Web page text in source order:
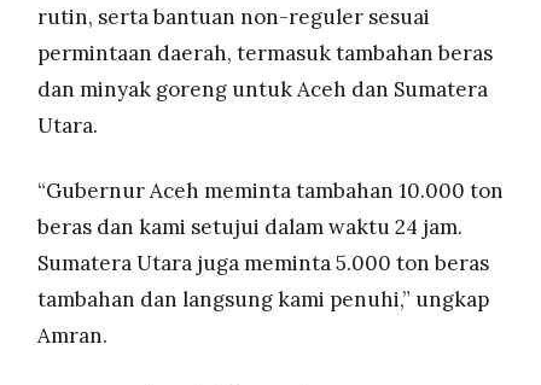
rutin, serta bantuan non-reguler sesuai
permintaan daerah, termasuk tambahan beras
dan minyak goreng untuk Aceh dan Sumatera
Utara.
“Gubernur Aceh meminta tambahan 10.000 ton
beras dan kami setujui dalam waktu 24 jam.
Sumatera Utara juga meminta 5.000 ton beras
tambahan dan langsung kami penuhi,” ungkap
Amran.